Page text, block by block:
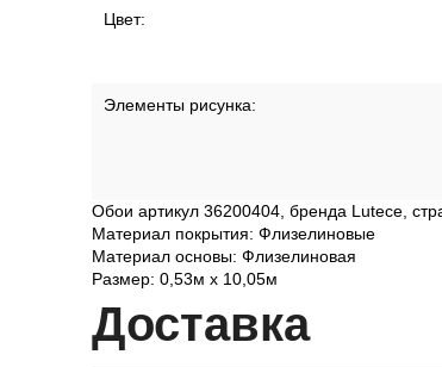
Цвет:
Элементы рисунка:
Обои артикул 36200404, бренда Lutece,
Материал покрытия: Флизелиновые
Материал основы: Флизелиновая
Размер: 0,53м x 10,05м
Доставка